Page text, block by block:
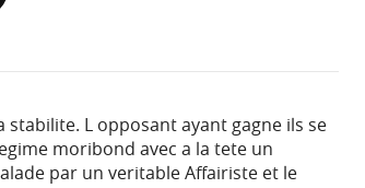
L opposant ayant gagne ils se
moribond avec a la tete un
par un veritable Affairiste et le